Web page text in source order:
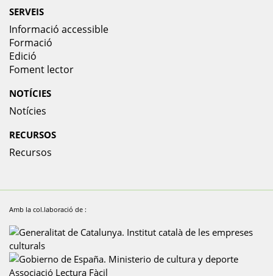
SERVEIS
Informació accessible
Formació
Edició
Foment lector
NOTÍCIES
Notícies
RECURSOS
Recursos
Amb la col.laboració de :
Associació Lectura Fàcil